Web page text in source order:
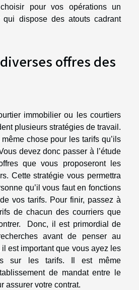
pour vos opérations un
qui dispose des atouts cadrant
offres des
immobilier ou les courtiers
plusieurs stratégies de travail.
chose pour les tarifs qu’ils
devez donc passer à l’étude
que vous proposeront les
Cette stratégie vous permettra
qu’il vous faut en fonctions
vos tarifs. Pour finir, passez à
de chacun des courriers que
Donc, il est primordial de
avant de penser au
est important que vous ayez les
sur les tarifs. Il est même
de mandat entre le
assurer votre contrat.